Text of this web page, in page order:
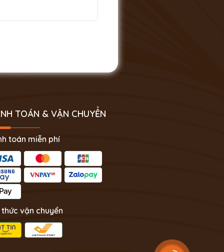
TOÁN & VẬN CHUYỂN
toán miễn phí
thức vận chuyển